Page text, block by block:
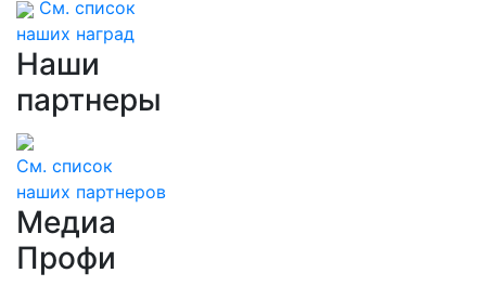
См. список
наших наград
Наши
партнеры
См. список
наших партнеров
Медиа
Профи